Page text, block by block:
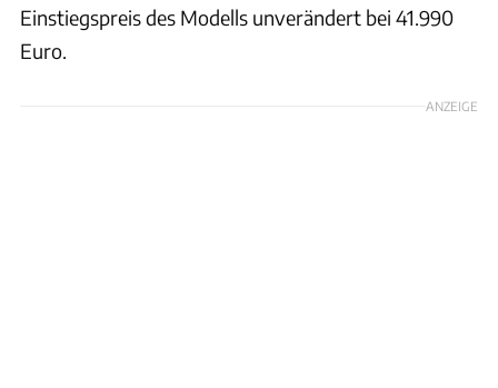
Einstiegspreis des Modells unverändert bei 41.990
Euro.
ANZEIGE